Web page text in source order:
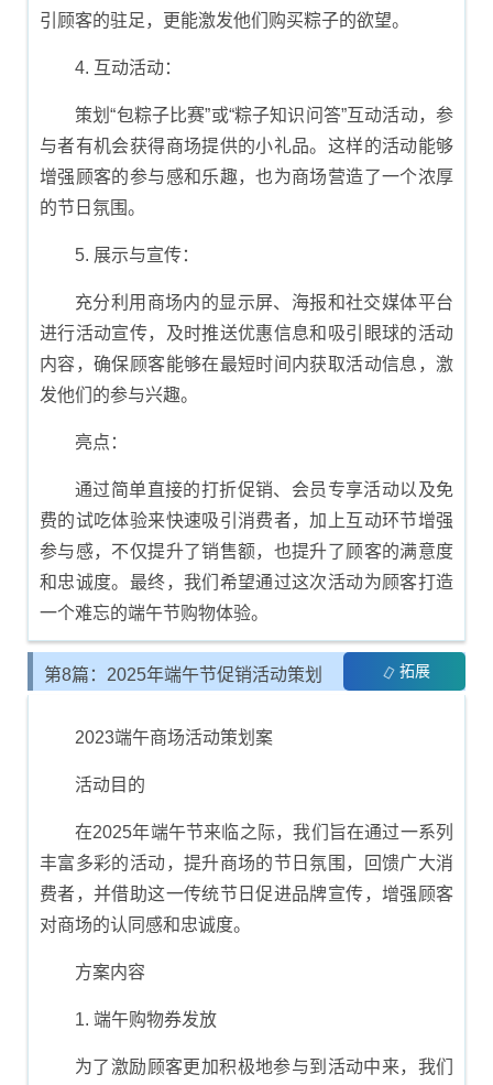
引顾客的驻足，更能激发他们购买粽子的欲望。
4. 互动活动：
策划“包粽子比赛”或“粽子知识问答”互动活动，参
与者有机会获得商场提供的小礼品。这样的活动能够
增强顾客的参与感和乐趣，也为商场营造了一个浓厚
的节日氛围。
5. 展示与宣传：
充分利用商场内的显示屏、海报和社交媒体平台
进行活动宣传，及时推送优惠信息和吸引眼球的活动
内容，确保顾客能够在最短时间内获取活动信息，激
发他们的参与兴趣。
亮点：
通过简单直接的打折促销、会员专享活动以及免
费的试吃体验来快速吸引消费者，加上互动环节增强
参与感，不仅提升了销售额，也提升了顾客的满意度
和忠诚度。最终，我们希望通过这次活动为顾客打造
一个难忘的端午节购物体验。
第8篇：2025年端午节促销活动策划 拓展
2023端午商场活动策划案
活动目的
在2025年端午节来临之际，我们旨在通过一系列
丰富多彩的活动，提升商场的节日氛围，回馈广大消
费者，并借助这一传统节日促进品牌宣传，增强顾客
对商场的认同感和忠诚度。
方案内容
1. 端午购物券发放
为了激励顾客更加积极地参与到活动中来，我们